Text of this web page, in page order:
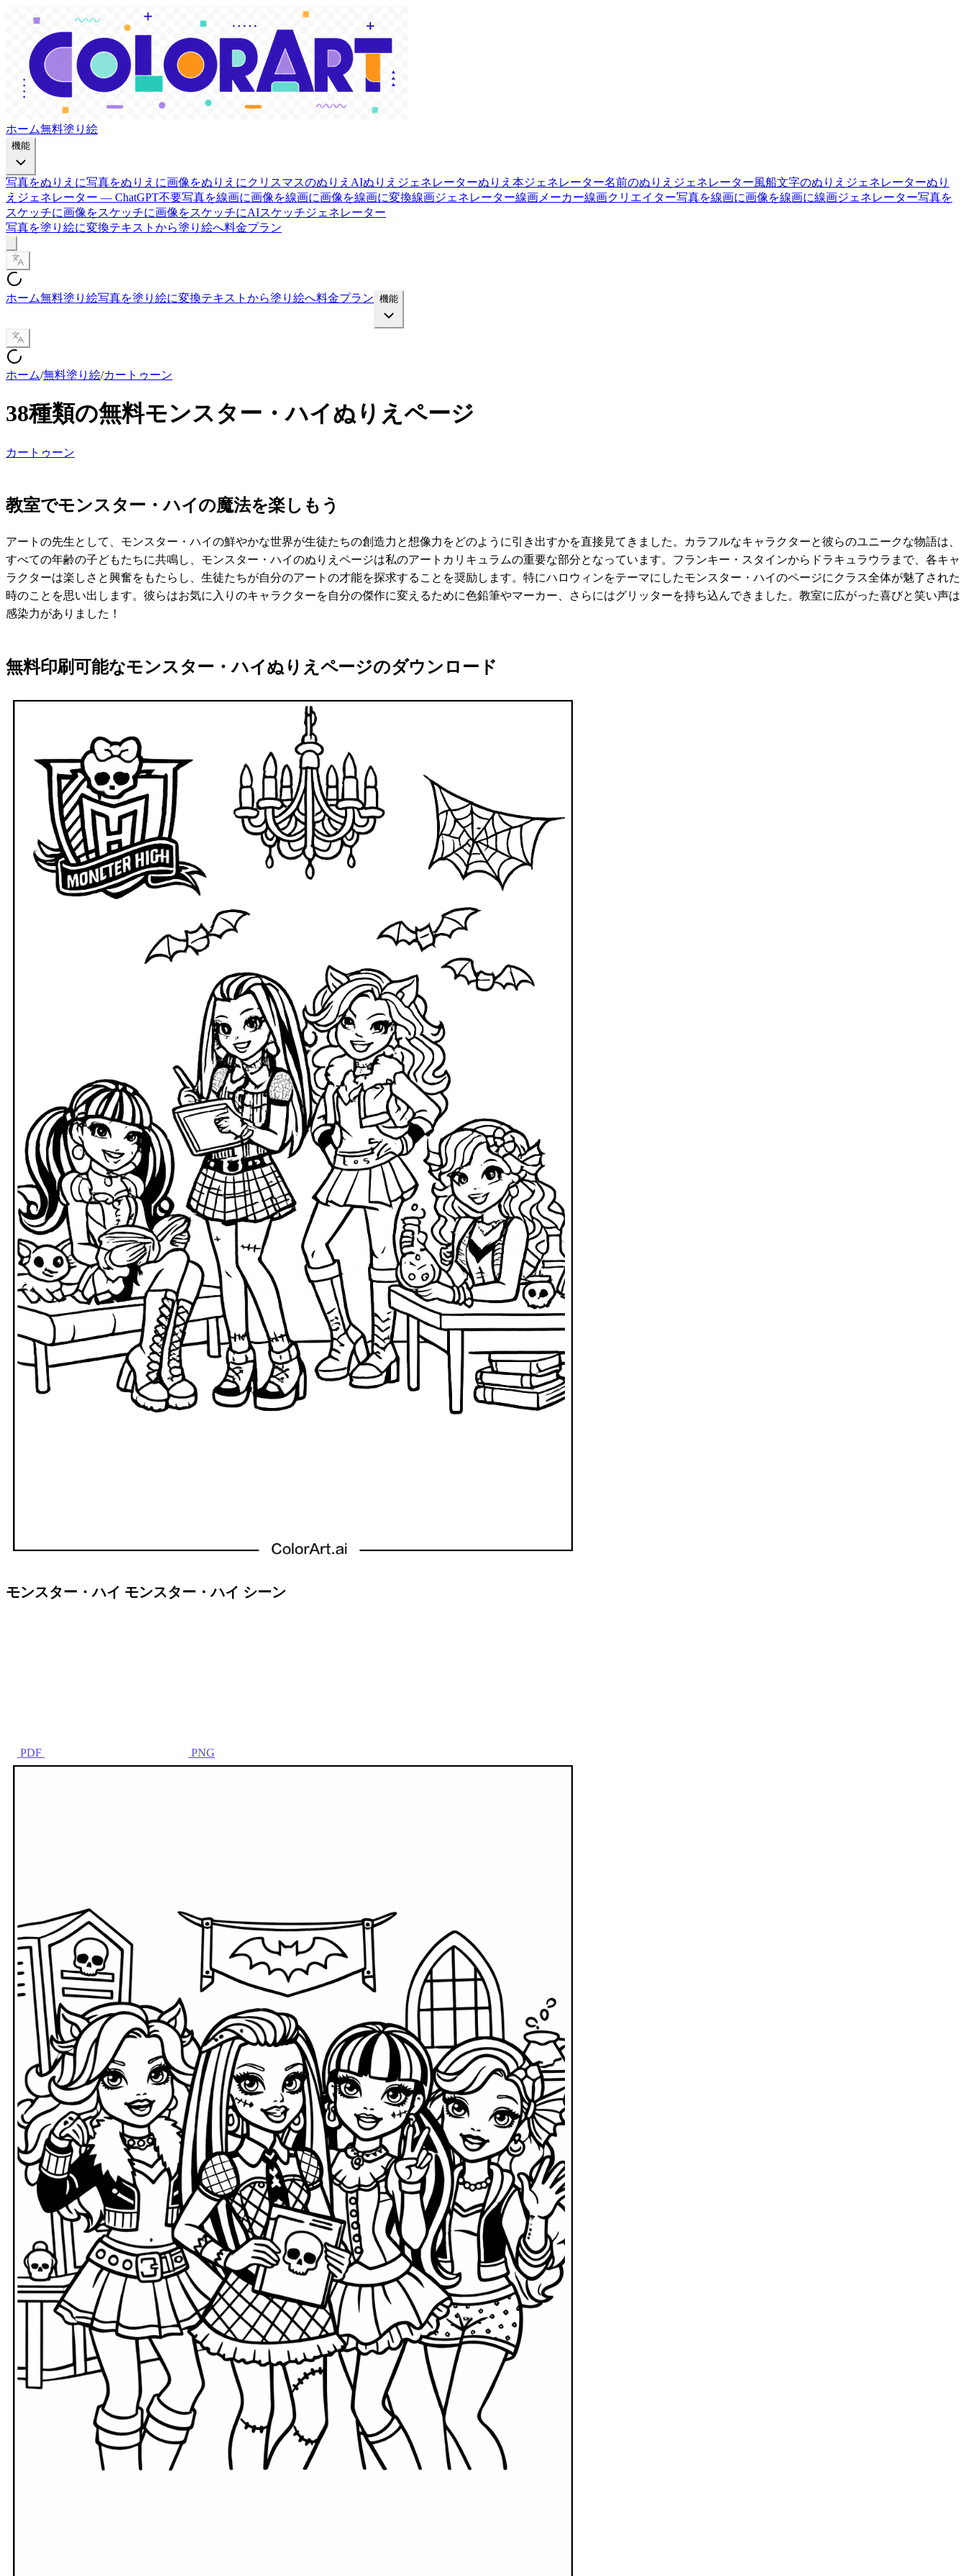
ホーム無料塗り絵
機能
写真をぬりえに写真をぬりえに画像をぬりえに クリスマスのぬりえ AIぬりえジェネレーターぬりえ本ジェネレーター名前のぬりえジェネレーター風船文字のぬりえジェネレーターぬり
えジェネレーター — ChatGPT不要写真を線画に画像を線画に画像を線画に変換線画ジェネレーター線画メーカー線画クリエイター写真を線画に画像を線画に線画ジェネレーター写真を
スケッチに画像をスケッチに画像をスケッチにAIスケッチジェネレーター
写真を塗り絵に変換テキストから塗り絵へ料金プラン
ホーム無料塗り絵写真を塗り絵に変換テキストから塗り絵へ料金プラン 機能
ホーム/無料塗り絵/カートゥーン
38種類の無料モンスター・ハイぬりえページ
カートゥーン
教室でモンスター・ハイの魔法を楽しもう
アートの先生として、モンスター・ハイの鮮やかな世界が生徒たちの創造力と想像力をどのように引き出すかを直接見てきました。カラフルなキャラクターと彼らのユニークな物語は、
すべての年齢の子どもたちに共鳴し、モンスター・ハイのぬりえページは私のアートカリキュラムの重要な部分となっています。フランキー・スタインからドラキュラウラまで、各キャ
ラクターは楽しさと興奮をもたらし、生徒たちが自分のアートの才能を探求することを奨励します。特にハロウィンをテーマにしたモンスター・ハイのページにクラス全体が魅了された
時のことを思い出します。彼らはお気に入りのキャラクターを自分の傑作に変えるために色鉛筆やマーカー、さらにはグリッターを持ち込んできました。教室に広がった喜びと笑い声は
感染力がありました！
無料印刷可能なモンスター・ハイぬりえページのダウンロード
モンスター・ハイ モンスター・ハイ シーン
PDF PNG